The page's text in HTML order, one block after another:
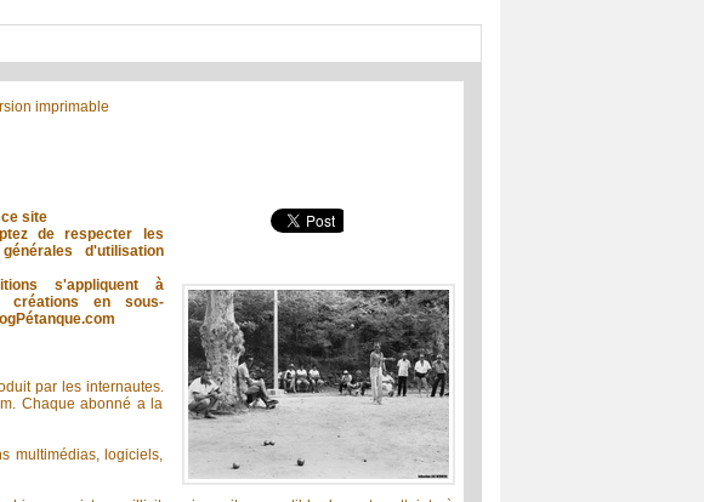
imprimable
site
de respecter les
d'utilisation
s'appliquent à
créations en sous-
par les internautes.
Chaque abonné a la
multimédias, logiciels,